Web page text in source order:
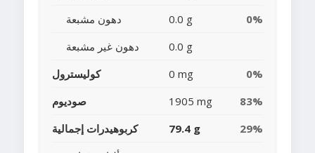
دهون مشبعة
0.0 g
0%
دهون غير مشبعة
0.0 g
كوليسترول
0 mg
0%
صوديوم
1905 mg
83%
كربوهيدرات إجمالية
79.4 g
29%